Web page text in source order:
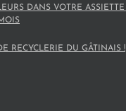
DANS VOTRE
RECYCLERIE DU GÂTINAIS !